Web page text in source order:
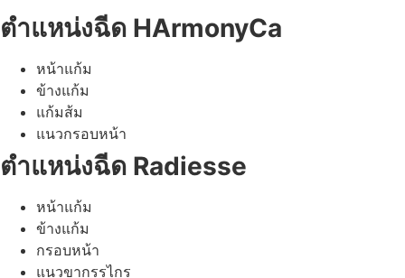
ตำแหน่งฉีด HArmonyCa
หน้าแก้ม
ข้างแก้ม
แก้มส้ม
แนวกรอบหน้า
ตำแหน่งฉีด Radiesse
หน้าแก้ม
ข้างแก้ม
กรอบหน้า
แนวขากรรไกร